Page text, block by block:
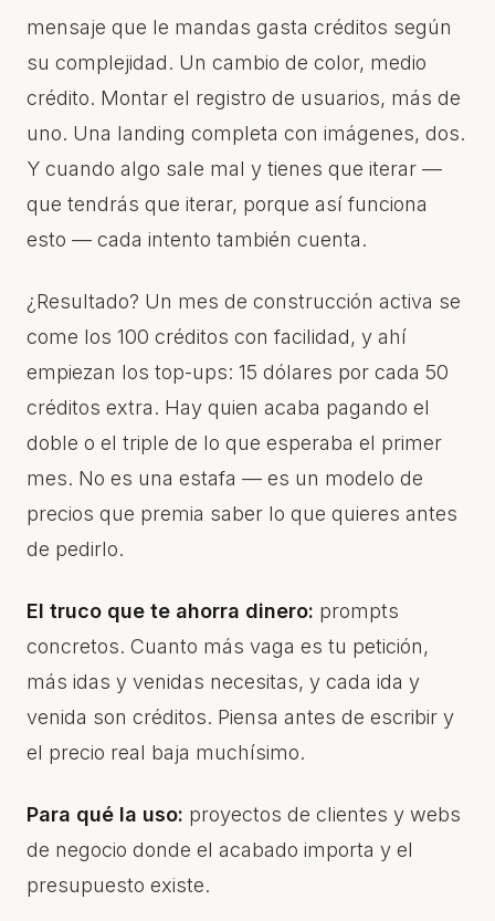
mensaje que le mandas gasta créditos según
su complejidad. Un cambio de color, medio
crédito. Montar el registro de usuarios, más de
uno. Una landing completa con imágenes, dos.
Y cuando algo sale mal y tienes que iterar —
que tendrás que iterar, porque así funciona
esto — cada intento también cuenta.
¿Resultado? Un mes de construcción activa se
come los 100 créditos con facilidad, y ahí
empiezan los top-ups: 15 dólares por cada 50
créditos extra. Hay quien acaba pagando el
doble o el triple de lo que esperaba el primer
mes. No es una estafa — es un modelo de
precios que premia saber lo que quieres antes
de pedirlo.
El truco que te ahorra dinero: prompts
concretos. Cuanto más vaga es tu petición,
más idas y venidas necesitas, y cada ida y
venida son créditos. Piensa antes de escribir y
el precio real baja muchísimo.
Para qué la uso: proyectos de clientes y webs
de negocio donde el acabado importa y el
presupuesto existe.